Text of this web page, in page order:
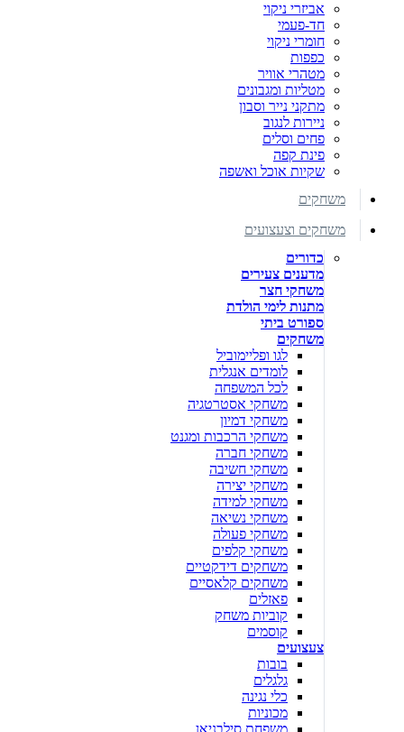
אביזרי ניקוי
חד-פעמי
חומרי ניקוי
כפפות
מטהרי אוויר
מטליות ומגבונים
מתקני נייר וסבון
ניירות לנגוב
פחים וסלים
פינת קפה
שקיות אוכל ואשפה
משחקים
משחקים וצעצועים
כדורים
מדענים צעירים
משחקי חצר
מתנות לימי הולדת
ספורט ביתי
משחקים
לגו ופליימוביל
לומדים אנגלית
לכל המשפחה
משחקי אסטרטגיה
משחקי דמיון
משחקי הרכבות ומגנט
משחקי חברה
משחקי חשיבה
משחקי יצירה
משחקי למידה
משחקי נשיאה
משחקי פעולה
משחקי קלפים
משחקים דידקטיים
משחקים קלאסיים
פאזלים
קוביות משחק
קוסמים
צעצועים
בובות
גלגלים
כלי נגינה
מכוניות
משפחת סילבניאן